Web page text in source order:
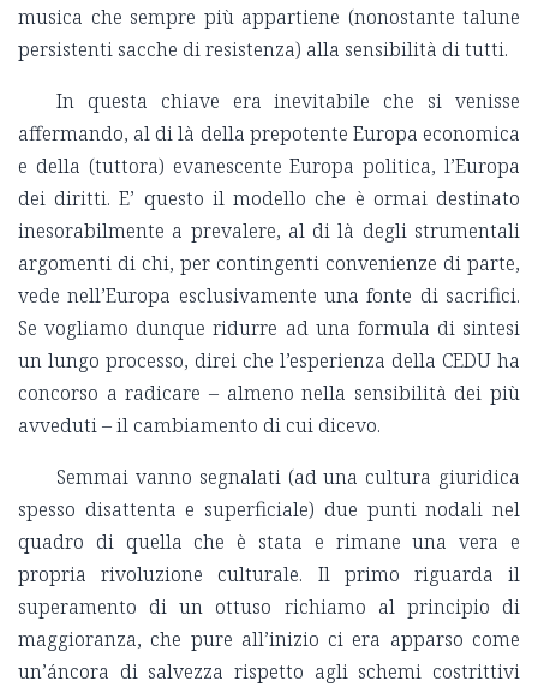
musica che sempre più appartiene (nonostante talune
persistenti sacche di resistenza) alla sensibilità di tutti.
In questa chiave era inevitabile che si venisse
affermando, al di là della prepotente Europa economica
e della (tuttora) evanescente Europa politica, l’Europa
dei diritti. E’ questo il modello che è ormai destinato
inesorabilmente a prevalere, al di là degli strumentali
argomenti di chi, per contingenti convenienze di parte,
vede nell’Europa esclusivamente una fonte di sacrifici.
Se vogliamo dunque ridurre ad una formula di sintesi
un lungo processo, direi che l’esperienza della CEDU ha
concorso a radicare – almeno nella sensibilità dei più
avveduti – il cambiamento di cui dicevo.
Semmai vanno segnalati (ad una cultura giuridica
spesso disattenta e superficiale) due punti nodali nel
quadro di quella che è stata e rimane una vera e
propria rivoluzione culturale. Il primo riguarda il
superamento di un ottuso richiamo al principio di
maggioranza, che pure all’inizio ci era apparso come
un’áncora di salvezza rispetto agli schemi costrittivi